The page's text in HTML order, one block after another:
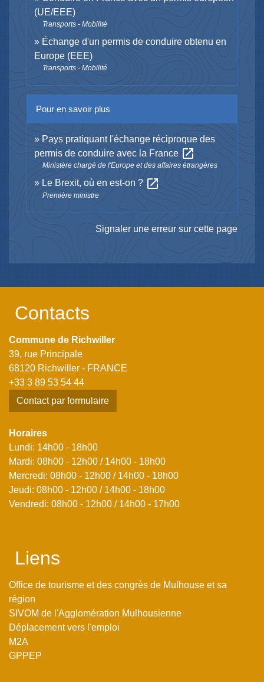
(UE/EEE)
Transports - Mobilité
Échange d'un permis de conduire obtenu en
Europe (EEE)
Transports - Mobilité
Pour en savoir plus
Pays pratiquant l'échange réciproque des
permis de conduire avec la Franceopen_in_new
Ministère chargé de l'Europe et des affaires étrangères
Le Brexit, où en est-on ? open_in_new
Première ministre
Signaler une erreur sur cette page
Contacts
Commune de Richwiller
39, rue Principale
68120 Richwiller - FRANCE
+33 3 89 53 54 44
Contact par formulaire
Horaires
Lundi: 14h00 - 18h00
Mardi: 08h00 - 12h00 / 14h00 - 18h00
Mercredi: 08h00 - 12h00 / 14h00 - 18h00
Jeudi: 08h00 - 12h00 / 14h00 - 18h00
Vendredi: 08h00 - 12h00 / 14h00 - 17h00
Liens
Office de tourisme et des congrès de Mulhouse et sa
région
SIVOM de l'Agglomération Mulhousienne
Déplacement vers l'emploi
M2A
GPPEP